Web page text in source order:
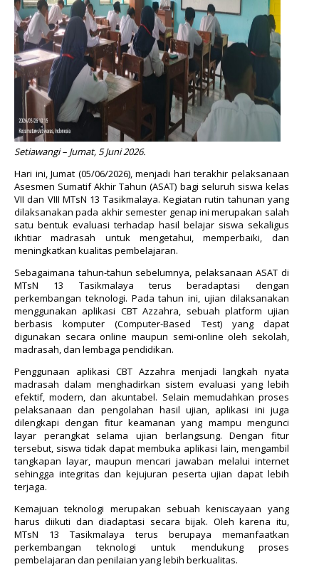
Setiawangi – Jumat, 5 Juni 2026.
Hari ini, Jumat (05/06/2026), menjadi hari terakhir pelaksanaan
Asesmen Sumatif Akhir Tahun (ASAT) bagi seluruh siswa kelas
VII dan VIII MTsN 13 Tasikmalaya. Kegiatan rutin tahunan yang
dilaksanakan pada akhir semester genap ini merupakan salah
satu bentuk evaluasi terhadap hasil belajar siswa sekaligus
ikhtiar madrasah untuk mengetahui, memperbaiki, dan
meningkatkan kualitas pembelajaran.
Sebagaimana tahun-tahun sebelumnya, pelaksanaan ASAT di
MTsN 13 Tasikmalaya terus beradaptasi dengan
perkembangan teknologi. Pada tahun ini, ujian dilaksanakan
menggunakan aplikasi CBT Azzahra, sebuah platform ujian
berbasis komputer (Computer-Based Test) yang dapat
digunakan secara online maupun semi-online oleh sekolah,
madrasah, dan lembaga pendidikan.
Penggunaan aplikasi CBT Azzahra menjadi langkah nyata
madrasah dalam menghadirkan sistem evaluasi yang lebih
efektif, modern, dan akuntabel. Selain memudahkan proses
pelaksanaan dan pengolahan hasil ujian, aplikasi ini juga
dilengkapi dengan fitur keamanan yang mampu mengunci
layar perangkat selama ujian berlangsung. Dengan fitur
tersebut, siswa tidak dapat membuka aplikasi lain, mengambil
tangkapan layar, maupun mencari jawaban melalui internet
sehingga integritas dan kejujuran peserta ujian dapat lebih
terjaga.
Kemajuan teknologi merupakan sebuah keniscayaan yang
harus diikuti dan diadaptasi secara bijak. Oleh karena itu,
MTsN 13 Tasikmalaya terus berupaya memanfaatkan
perkembangan teknologi untuk mendukung proses
pembelajaran dan penilaian yang lebih berkualitas.